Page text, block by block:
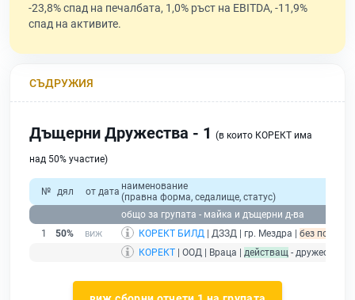
-23,8% спад на печалбата, 1,0% ръст на EBITDA, -11,9%
спад на активите.
СЪДРУЖИЯ
Дъщерни Дружества - 1 (в които КОРЕКТ има
над 50% участие)
№ дял от дата наименование
(правна форма, седалище, статус)
общо за групата - майка и дъщерни д-ва
1
50% КОРЕКТ БИЛД | ДЗЗД | гр. Мездра | без
КОРЕКТ | ООД | Враца | действащ - дружество